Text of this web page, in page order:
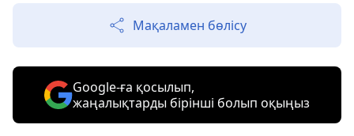
Мақаламен бөлісу
Google-ға қосылып,
жаңалықтарды бірінші болып оқыңыз